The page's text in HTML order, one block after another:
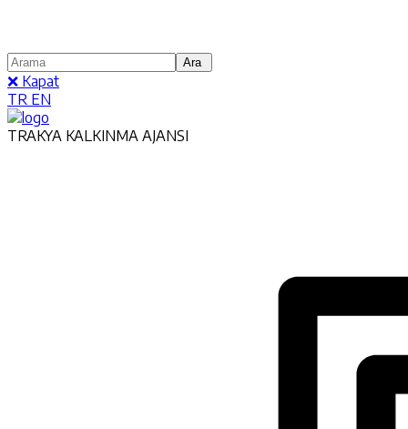
❌ Kapat
TR EN
TRAKYA KALKINMA AJANSI